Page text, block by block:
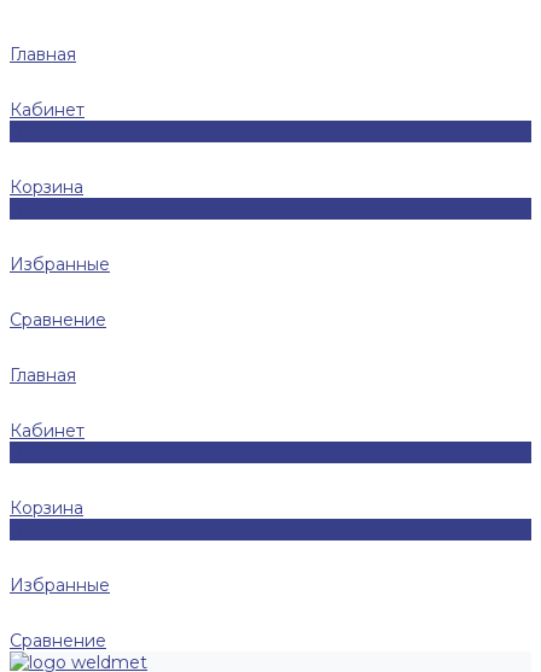
Главная
Кабинет
Корзина
Избранные
Сравнение
Главная
Кабинет
Корзина
Избранные
Сравнение